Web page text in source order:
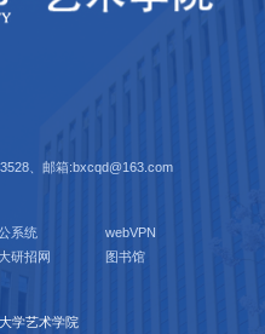
、邮箱:bxcqd@163.com
系统
webVPN
研招网 图书馆
学艺术学院